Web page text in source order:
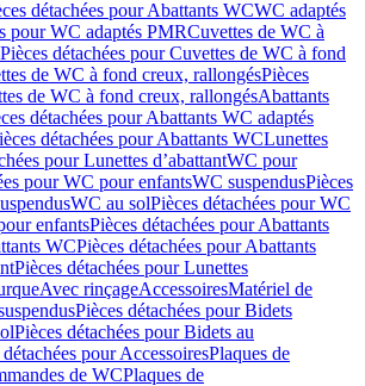
détachées pour Abattants WCWC adaptés
pour WC adaptés PMRCuvettes de WC à
Pièces détachées pour Cuvettes de WC à fond
de WC à fond creux, rallongésPièces
de WC à fond creux, rallongésAbattants
détachées pour Abattants WC adaptés
détachées pour Abattants WCLunettes
pour Lunettes d’abattantWC pour
pour WC pour enfantsWC suspendusPièces
WC au solPièces détachées pour WC
enfantsPièces détachées pour Abattants
WCPièces détachées pour Abattants
Pièces détachées pour Lunettes
Avec rinçageAccessoiresMatériel de
Pièces détachées pour Bidets
Pièces détachées pour Bidets au
détachées pour AccessoiresPlaques de
de WCPlaques de